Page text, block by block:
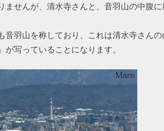
ませんが、清水寺さんと、音羽山の中腹
羽山を称しており、これは清水寺さんの
が写っていることになります。